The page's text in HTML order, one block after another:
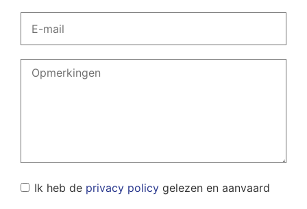
Ik heb de privacy policy gelezen en aanvaard